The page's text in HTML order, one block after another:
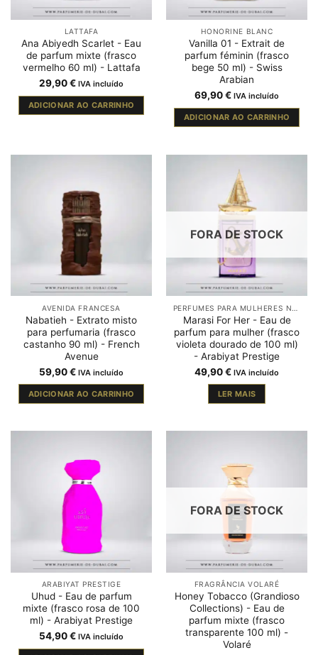
LATTAFA
Ana Abiyedh Scarlet - Eau
de parfum mixte (frasco
vermelho 60 ml) - Lattafa
29,90€ IVA incluído
ADICIONAR AO CARRINHO
HONORINE BLANC
Vanilla 01 - Extrait de
parfum féminin (frasco
bege 50 ml) - Swiss
Arabian
69,90€ IVA incluído
ADICIONAR AO CARRINHO
AVENIDA FRANCESA
Nabatieh - Extrato misto
para perfumaria (frasco
castanho 90 ml) - French
Avenue
59,90€ IVA incluído
ADICIONAR AO CARRINHO
FORA DE STOCK
Marasi For Her - Eau de
parfum para mulher (frasco
violeta dourado de 100 ml)
- Arabiyat Prestige
49,90€ IVA incluído
LER MAIS
ARABIYAT PRESTIGE
Uhud - Eau de parfum
mixte (frasco rosa de 100
ml) - Arabiyat Prestige
54,90€ IVA incluído
FORA DE STOCK
FRAGRÂNCIA VOLARÉ
Honey Tobacco (Grandioso
Collections) - Eau de
parfum mixte (frasco
transparente 100 ml) -
Volaré